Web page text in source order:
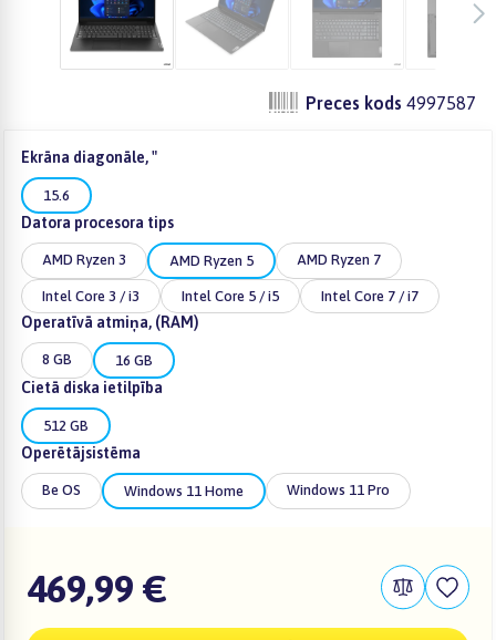
Preces kods 4997587
Ekrāna diagonāle, "
15.6
Datora procesora tips
AMD Ryzen 3 AMD Ryzen 5 AMD Ryzen 7
Intel Core 3 / i3 Intel Core 5 / i5 Intel Core 7 / i7
Operatīvā atmiņa, (RAM)
8 GB 16 GB
Cietā diska ietilpība
512 GB
Operētājsistēma
Be OS Windows 11 Home Windows 11 Pro
469,99 €